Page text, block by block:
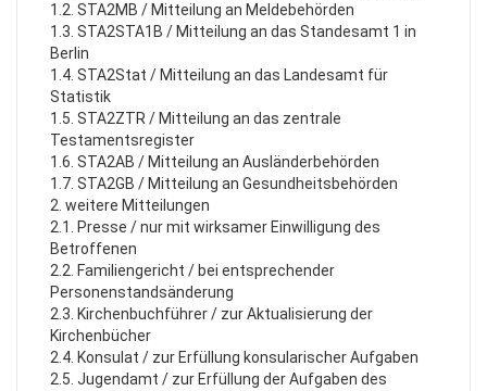
1.2. STA2MB / Mitteilung an Meldebehörden
1.3. STA2STA1B / Mitteilung an das Standesamt 1 in
Berlin
1.4. STA2Stat / Mitteilung an das Landesamt für
Statistik
1.5. STA2ZTR / Mitteilung an das zentrale
Testamentsregister
1.6. STA2AB / Mitteilung an Ausländerbehörden
1.7. STA2GB / Mitteilung an Gesundheitsbehörden
2. weitere Mitteilungen
2.1. Presse / nur mit wirksamer Einwilligung des
Betroffenen
2.2. Familiengericht / bei entsprechender
Personenstandsänderung
2.3. Kirchenbuchführer / zur Aktualisierung der
Kirchenbücher
2.4. Konsulat / zur Erfüllung konsularischer Aufgaben
2.5. Jugendamt / zur Erfüllung der Aufgaben des